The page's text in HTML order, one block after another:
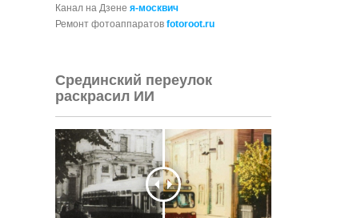
Канал на Дзене я-москвич
Ремонт фотоаппаратов fotoroot.ru
Срединский переулок
раскрасил ИИ